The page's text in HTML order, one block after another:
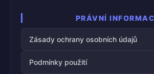
PRÁVNÍ
Zásady ochrany osobních údajů
Podmínky použití